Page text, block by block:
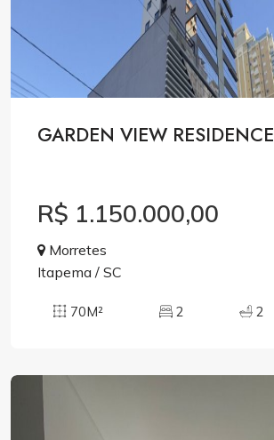
GARDEN VIEW RESIDENCE
R$ 1.150.000,00
Morretes
Itapema / SC
70M² 2 2